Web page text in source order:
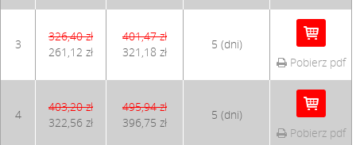
3
326,40 zł
261,12 zł
401,47 zł
321,18 zł
5 (dni)
Pobierz pdf
4
403,20 zł
322,56 zł
495,94 zł
396,75 zł
5 (dni)
Pobierz pdf